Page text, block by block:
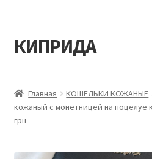
Перейти
к
Перейти
к
КИПРИДА
Корзина
Главная КОШЕЛЬКИ КОЖАНЫЕ
кожаный с монетницей на поцелуе
грн